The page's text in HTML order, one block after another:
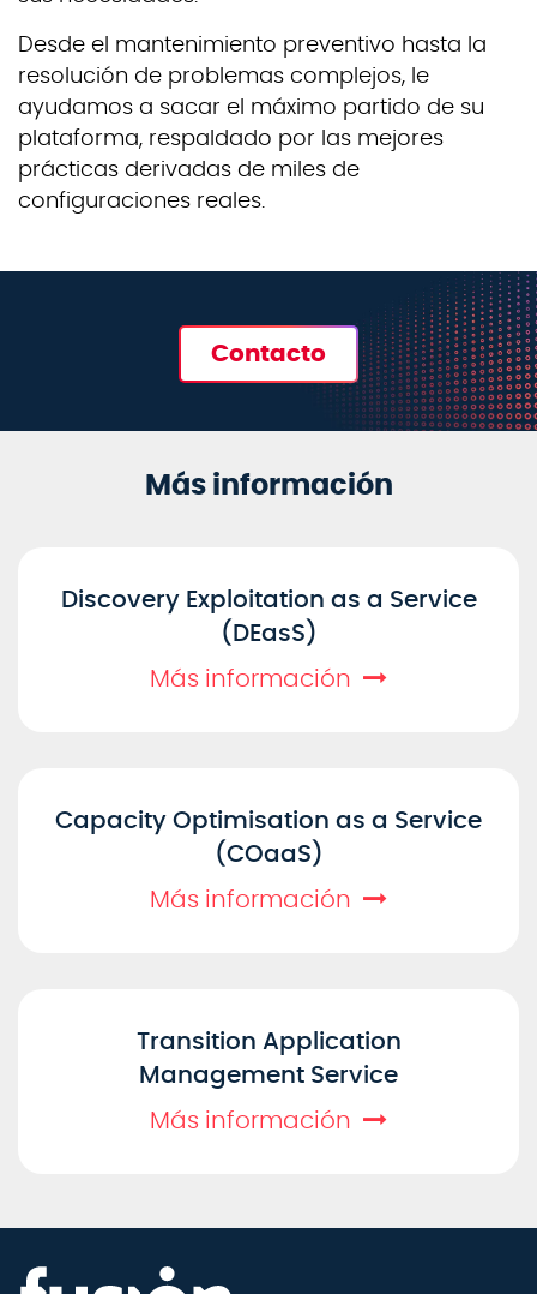
Desde el mantenimiento preventivo hasta la
resolución de problemas complejos, le
ayudamos a sacar el máximo partido de su
plataforma, respaldado por las mejores
prácticas derivadas de miles de
configuraciones reales.
Contacto
Más información
Discovery Exploitation as a Service
(DEasS)
Más información
Capacity Optimisation as a Service
(COaaS)
Más información
Transition Application
Management Service
Más información